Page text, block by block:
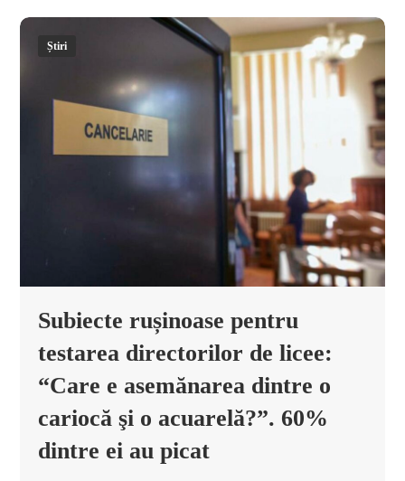
Știri
Subiecte rușinoase pentru
testarea directorilor de licee:
“Care e asemănarea dintre o
cariocă şi o acuarelă?”. 60%
dintre ei au picat